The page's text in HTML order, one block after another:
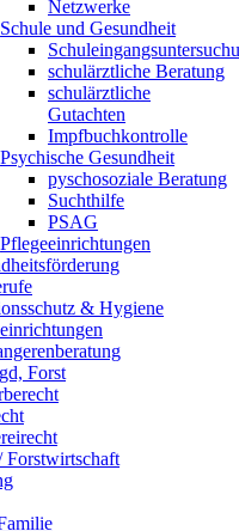
Netzwerke
Schule und Gesundheit
schulärztliche Beratung
schulärztliche
Gutachten
Impfbuchkontrolle
Psychische Gesundheit
pyschosoziale Beratung
Suchthilfe
PSAG
Pflegeeinrichtungen
& Hygiene
Forst
Forstwirtschaft